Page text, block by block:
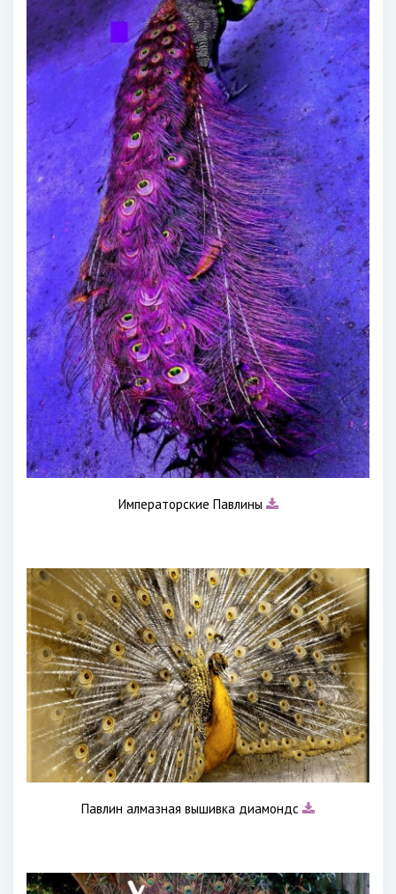
Императорские Павлины
Павлин алмазная вышивка диамондс